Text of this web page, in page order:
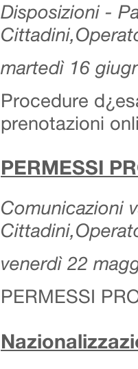
Disposizioni -
martedì 16
Procedure
prenotazioni
PERMESSI
Comunicazioni
venerdì 22
PERMESSI